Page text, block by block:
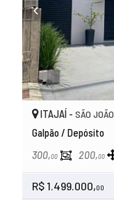
ITAJAÍ - SÃO JOÃO
Galpão / Depósito
300,00 200,00
R$ 1.499.000,00